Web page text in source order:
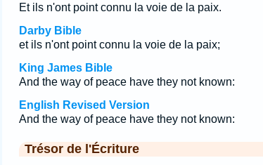
Et ils n'ont point connu la voie de la paix.
Darby Bible
et ils n'ont point connu la voie de la paix;
King James Bible
And the way of peace have they not known:
English Revised Version
And the way of peace have they not known:
Trésor de l'Écriture